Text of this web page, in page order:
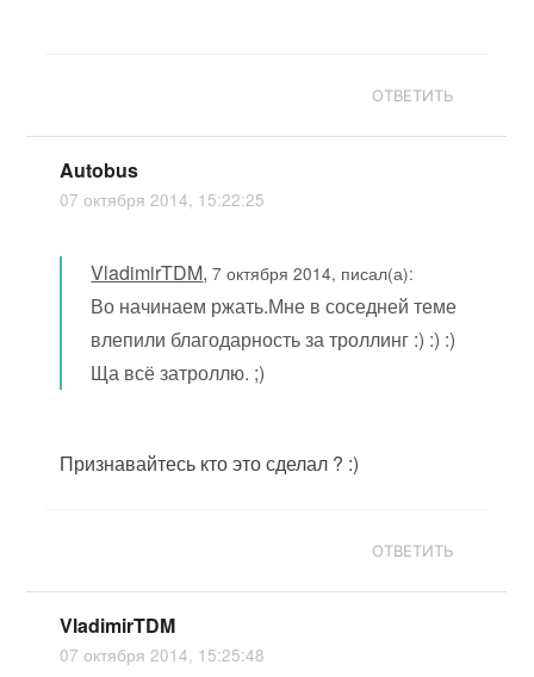
ОТВЕТИТЬ
Autobus
07 октября 2014, 15:22:25
VladimirTDM,7 октября 2014, писал(а):
Во начинаем ржать.Мне в соседней теме
влепили благодарность за троллинг :) :) :)
Ща всё затроллю. ;)
Признавайтесь кто это сделал ? :)
ОТВЕТИТЬ
VladimirTDM
07 октября 2014, 15:25:48